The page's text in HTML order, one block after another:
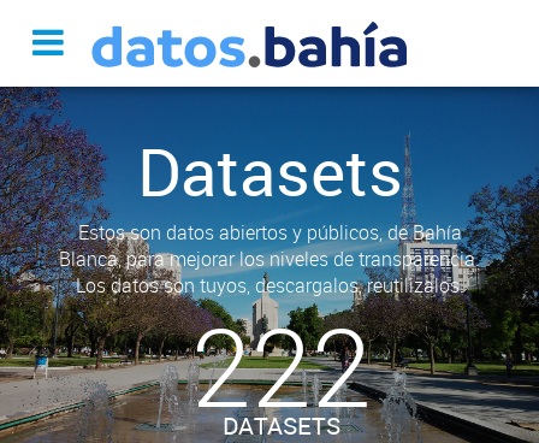
Datasets
Estos son datos abiertos y públicos, de Bahía
Blanca, para mejorar los niveles de transparencia.
Los datos son tuyos, descargalos, reutilizalos.
222
DATASETS